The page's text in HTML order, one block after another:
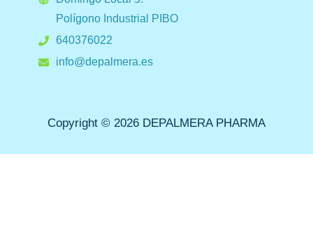
Polígono Industrial PIBO
640376022
info@depalmera.es
Copyright © 2026 DEPALMERA PHARMA